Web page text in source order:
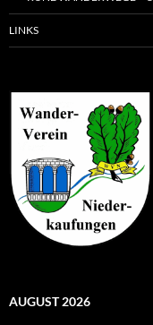
LINKS
AUGUST 2026